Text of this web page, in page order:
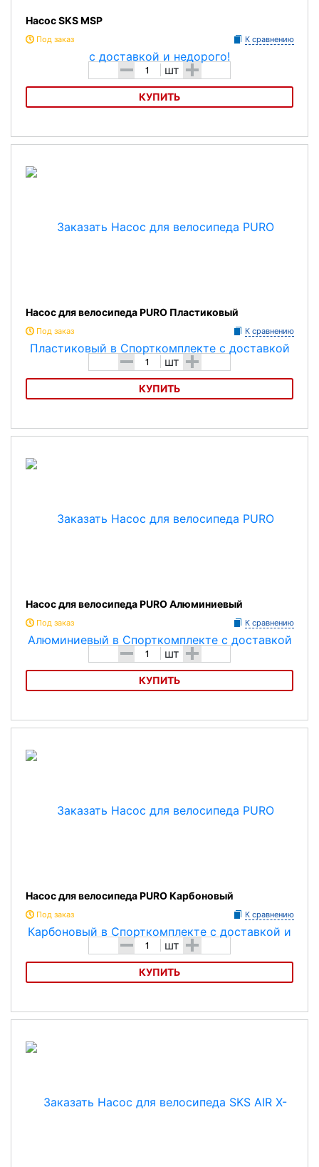
Насос SKS MSP
Под заказ К сравнению
- шт +
КУПИТЬ
Насос SKS MSP
Насос для велосипеда PURO Пластиковый
Под заказ К сравнению
- шт +
КУПИТЬ
Насос для велосипеда PURO Пластиковый
Насос для велосипеда PURO Алюминиевый
Под заказ К сравнению
- шт +
КУПИТЬ
Насос для велосипеда PURO Алюминиевый
Насос для велосипеда PURO Карбоновый
Под заказ К сравнению
- шт +
КУПИТЬ
Насос для велосипеда PURO Карбоновый